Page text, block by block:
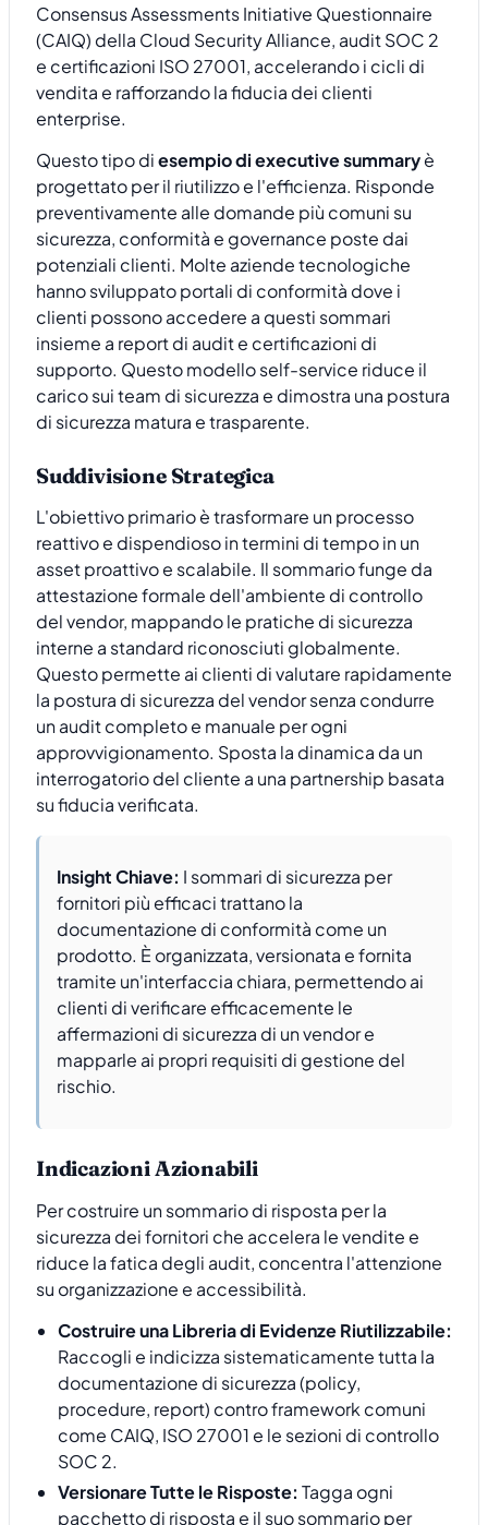
Consensus Assessments Initiative Questionnaire
(CAIQ) della Cloud Security Alliance, audit SOC 2
e certificazioni ISO 27001, accelerando i cicli di
vendita e rafforzando la fiducia dei clienti
enterprise.
Questo tipo diesempio di executive summaryè
progettato per il riutilizzo e l'efficienza. Risponde
preventivamente alle domande più comuni su
sicurezza, conformità e governance poste dai
potenziali clienti. Molte aziende tecnologiche
hanno sviluppato portali di conformità dove i
clienti possono accedere a questi sommari
insieme a report di audit e certificazioni di
supporto. Questo modello self-service riduce il
carico sui team di sicurezza e dimostra una postura
di sicurezza matura e trasparente.
Suddivisione Strategica
L'obiettivo primario è trasformare un processo
reattivo e dispendioso in termini di tempo in un
asset proattivo e scalabile. Il sommario funge da
attestazione formale dell'ambiente di controllo
del vendor, mappando le pratiche di sicurezza
interne a standard riconosciuti globalmente.
Questo permette ai clienti di valutare rapidamente
la postura di sicurezza del vendor senza condurre
un audit completo e manuale per ogni
approvvigionamento. Sposta la dinamica da un
interrogatorio del cliente a una partnership basata
su fiducia verificata.
Insight Chiave: I sommari di sicurezza per
fornitori più efficaci trattano la
documentazione di conformità come un
prodotto. È organizzata, versionata e fornita
tramite un'interfaccia chiara, permettendo ai
clienti di verificare efficacemente le
affermazioni di sicurezza di un vendor e
mapparle ai propri requisiti di gestione del
rischio.
Indicazioni Azionabili
Per costruire un sommario di risposta per la
sicurezza dei fornitori che accelera le vendite e
riduce la fatica degli audit, concentra l'attenzione
su organizzazione e accessibilità.
Costruire una Libreria di Evidenze Riutilizzabile:
Raccogli e indicizza sistematicamente tutta la
documentazione di sicurezza (policy,
procedure, report) contro framework comuni
come CAIQ, ISO 27001 e le sezioni di controllo
SOC 2.
Versionare Tutte le Risposte: Tagga ogni
pacchetto di risposta e il suo sommario per